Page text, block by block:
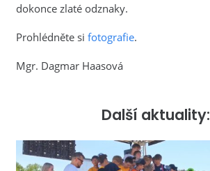
dokonce zlaté odznaky.
Prohlédněte si fotografie.
Mgr. Dagmar Haasová
Další aktuality: